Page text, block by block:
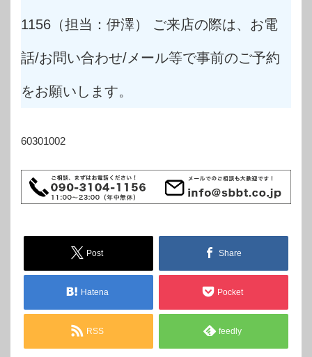
1156（担当：伊澤） ご来店の際は、お電
話/お問い合わせ/メール等で事前のご予約
をお願いします。
60301002
Post Share
Hatena Pocket
RSS feedly